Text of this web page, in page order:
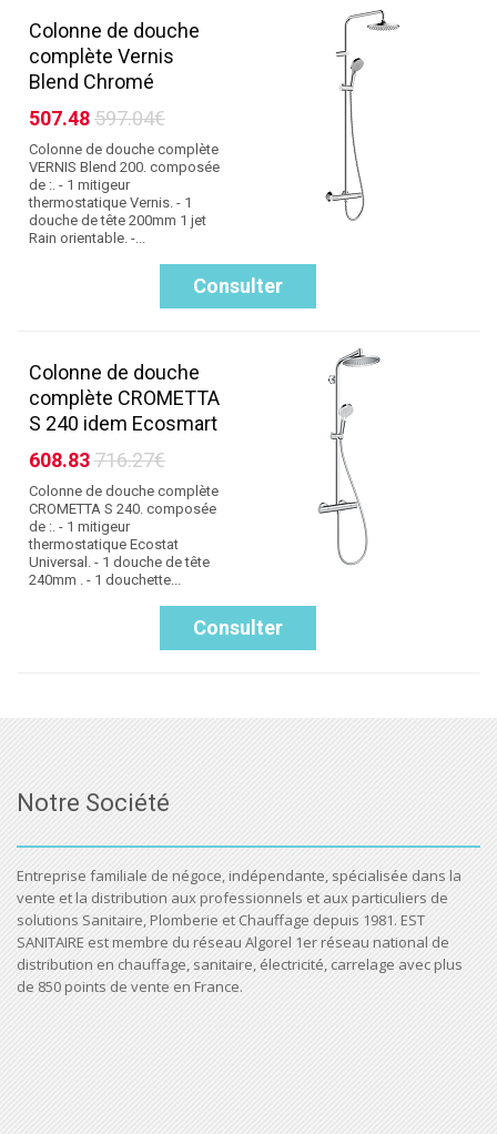
Colonne de douche
complète Vernis
Blend Chromé
507.48597.04€
Colonne de douche complète
VERNIS Blend 200. composée
de :. - 1 mitigeur
thermostatique Vernis. - 1
douche de tête 200mm 1 jet
Rain orientable. -...
Consulter
Colonne de douche
complète CROMETTA
S 240 idem Ecosmart
608.83716.27€
Colonne de douche complète
CROMETTA S 240. composée
de :. - 1 mitigeur
thermostatique Ecostat
Universal. - 1 douche de tête
240mm . - 1 douchette...
Consulter
Notre Société
Entreprise familiale de négoce, indépendante, spécialisée dans la
vente et la distribution aux professionnels et aux particuliers de
solutions Sanitaire, Plomberie et Chauffage depuis 1981. EST
SANITAIRE est membre du réseau Algorel 1er réseau national de
distribution en chauffage, sanitaire, électricité, carrelage avec plus
de 850 points de vente en France.